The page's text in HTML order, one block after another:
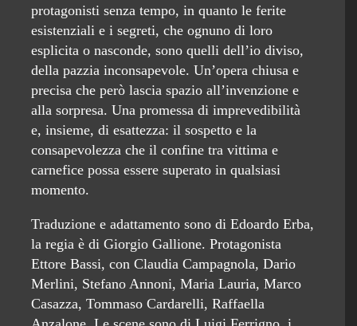
protagonisti senza tempo, in quanto le ferite
esistenziali e i segreti, che ognuno di loro
esplicita o nasconde, sono quelli dell’io diviso,
della pazzia inconsapevole. Un’opera chiusa e
precisa che però lascia spazio all’invenzione e
alla sorpresa. Una promessa di imprevedibilità
e, insieme, di esattezza: il sospetto e la
consapevolezza che il confine tra vittima e
carnefice possa essere superato in qualsiasi
momento.
Traduzione e adattamento sono di Edoardo Erba,
la regia è di Giorgio Gallione. Protagonista
Ettore Bassi, con Claudia Campagnola, Dario
Merlini, Stefano Annoni, Maria Lauria, Marco
Casazza, Tommaso Cardarelli, Raffaella